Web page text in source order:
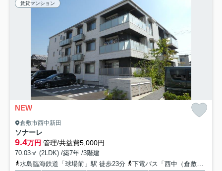
賃貸マンション
NEW
倉敷市西中新田
ソナーレ
9.4万円 管理/共益費5,000円
70.03㎡ (2LDK) /築7年 /3階建
水島臨海鉄道「球場前」駅 徒歩23分
下電バス「西中（倉敷市）」バス停下車 徒歩2分